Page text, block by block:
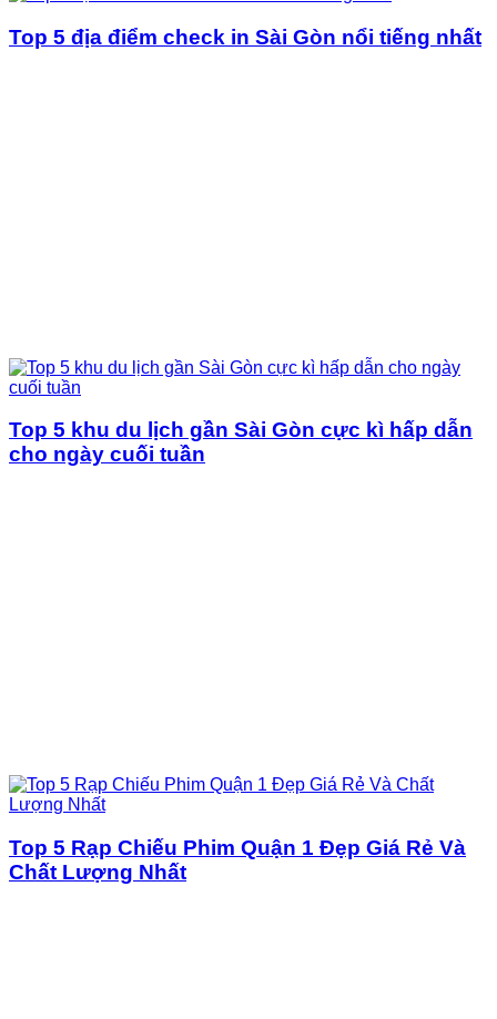
Top 5 địa điểm check in Sài Gòn nổi tiếng nhất
Top 5 khu du lịch gần Sài Gòn cực kì hấp dẫn
cho ngày cuối tuần
Top 5 Rạp Chiếu Phim Quận 1 Đẹp Giá Rẻ Và
Chất Lượng Nhất